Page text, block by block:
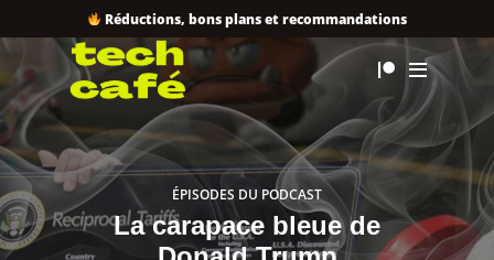
Réductions, bons plans et recommandations
ÉPISODES DU PODCAST
La carapace bleue de